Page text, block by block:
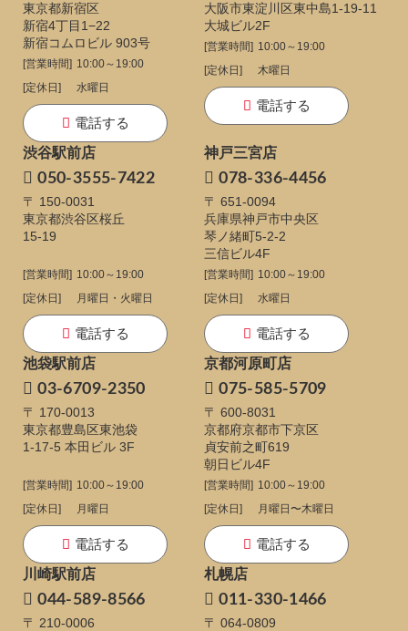
東京都新宿区
新宿4丁目1−22
新宿コムロビル 903号
[営業時間] 10:00～19:00
[定休日]
水曜日
電話する
大阪市東淀川区東中島1-19-11
大城ビル2F
[営業時間] 10:00～19:00
[定休日]
木曜日
電話する
渋谷駅前店
050-3555-7422
〒 150-0031
東京都渋谷区桜丘
15-19
[営業時間] 10:00～19:00
[定休日]
月曜日・火曜日
電話する
神戸三宮店
078-336-4456
〒 651-0094
兵庫県神戸市中央区
琴ノ緒町5-2-2
三信ビル4F
[営業時間] 10:00～19:00
[定休日]
水曜日
電話する
池袋駅前店
03-6709-2350
〒 170-0013
東京都豊島区東池袋
1-17-5 本田ビル 3F
[営業時間] 10:00～19:00
[定休日]
月曜日
電話する
京都河原町店
075-585-5709
〒 600-8031
京都府京都市下京区
貞安前之町619
朝日ビル4F
[営業時間] 10:00～19:00
[定休日]
月曜日〜木曜日
電話する
川崎駅前店
044-589-8566
〒 210-0006
札幌店
011-330-1466
〒 064-0809